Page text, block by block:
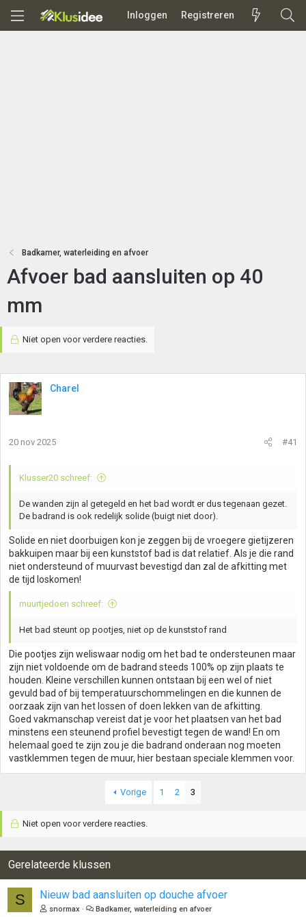
Inloggen Registreren
Badkamer, waterleiding en afvoer
Afvoer bad aansluiten op 40
mm
Niet open voor verdere reacties.
Charel
20 nov 2025 #41
Klusser20 schreef:
De wanden zijn al getegeld en het bad wordt er dus tegenaan gezet.
De badrand is ook redelijk solide (buigt niet door).
Solide en niet doorbuigen kon je zeggen bij de vroegere gietijzeren
bakkuipen maar bij een kunststof bad is dat relatief. Als je die rand
niet ondersteund of muurvast bevestigd dan zal de afkitting met
de tijd loskomen!
muurtjedoen schreef:
Het bad steunt op pootjes, niet op de kunststof rand
Die pootjes zijn weliswaar nodig om het bad te ondersteunen maar
zijn niet voldoende om de badrand steeds 100% op zijn plaats te
houden. Kleine verschillen kunnen ontstaan bij een wel of niet
gevuld bad of bij temperatuurschommelingen en die kunnen de
oorzaak zijn van het lossen of doen lekken van de afkitting.
Goed vakmanschap vereist dat je voor het plaatsen van het bad
minstens een steunend profiel bevestigt tegen de wand! En om
helemaal goed te zijn zou je die badrand onderaan nog moeten
vastklemmen tegen de muur, hier bestaan speciale klemmen voor.
Vorige 1 2 3
Niet open voor verdere reacties.
Gerelateerde klussen
S Nieuw bad aansluiten op douche afvoer
snormax Badkamer, waterleiding en afvoer